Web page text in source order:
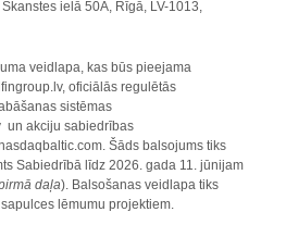
ielā 50A, Rīgā, LV-1013,
veidlapa, kas būs pieejama
oficiālās regulētās
sistēmas
un akciju sabiedrības
Šāds balsojums tiks
Sabiedrībā līdz 2026. gada 11. jūnijam
daļa). Balsošanas veidlapa tiks
lēmumu projektiem.